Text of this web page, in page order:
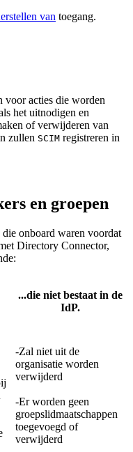
van toegang.
voor acties die worden
het uitnodigen en
of verwijderen van
zullen SCIM registreren in
en groepen
onboard waren voordat
Directory Connector,
...die niet bestaat in de
IdP.
-Zal niet uit de
organisatie worden
verwijderd
-Er worden geen
groepslidmaatschappen
toegevoegd of
verwijderd